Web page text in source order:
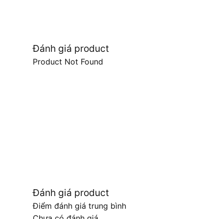
Đánh giá product
Product Not Found
Đánh giá product
Điểm đánh giá trung bình